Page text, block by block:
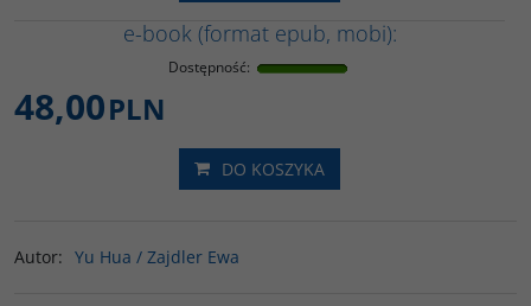
e-book (format epub, mobi):
Dostępność:
48,00PLN
DO KOSZYKA
Autor: Yu Hua / Zajdler Ewa